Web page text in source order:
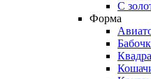
С
Форма